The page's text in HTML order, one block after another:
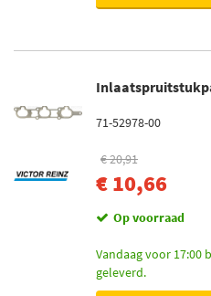
71-52978-00
€ 20,91
€ 10,66
Op voorraad
Vandaag voor 17:00
geleverd.